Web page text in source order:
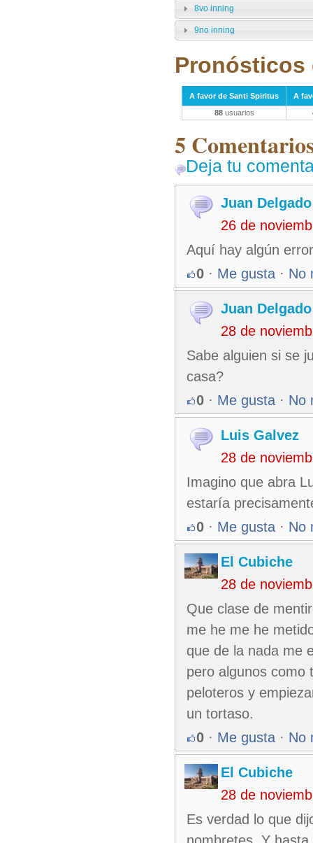
8vo inning
9no inning
Pronósticos
A favor de Santi Spiritus
A
88usuarios
5
Deja tu
Juan Delgado
26 de
Aquí hay algún
0 · Me gusta · No
Juan Delgado
28 de
Sabe alguien si se
casa?
0 · Me gusta · No
Luis Galvez
28 de
Imagino que abra
estaría
0 · Me gusta · No
El Cubiche
28 de
Que clase de
me he me he
que de la nada me
pero algunos como
peloteros y
un tortaso.
0 · Me gusta · No
El Cubiche
28 de
Es verdad lo que